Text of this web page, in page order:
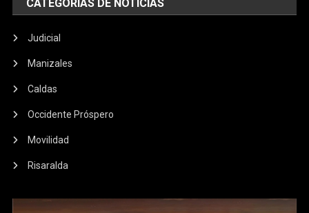
CATEGORÍAS DE NOTICIAS
Judicial
Manizales
Caldas
Occidente Próspero
Movilidad
Risaralda